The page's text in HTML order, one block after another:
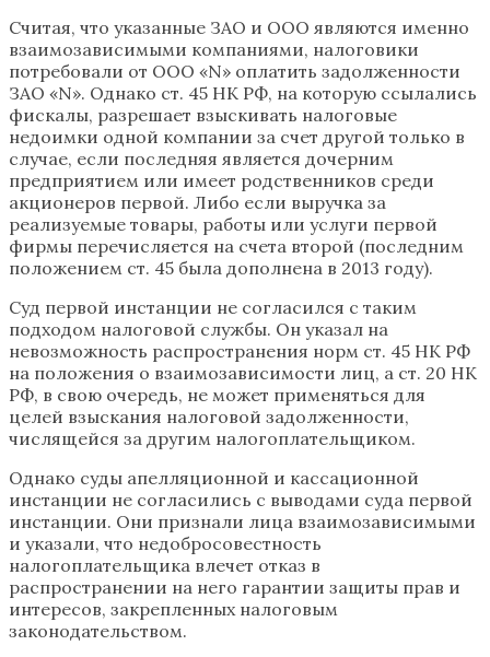
Считая, что указанные ЗАО и ООО являются именно
взаимозависимыми компаниями, налоговики
потребовали от ООО «N» оплатить задолженности
ЗАО «N». Однако ст. 45 НК РФ, на которую ссылались
фискалы, разрешает взыскивать налоговые
недоимки одной компании за счет другой только в
случае, если последняя является дочерним
предприятием или имеет родственников среди
акционеров первой. Либо если выручка за
реализуемые товары, работы или услуги первой
фирмы перечисляется на счета второй (последним
положением ст. 45 была дополнена в 2013 году).
Суд первой инстанции не согласился с таким
подходом налоговой службы. Он указал на
невозможность распространения норм ст. 45 НК РФ
на положения о взаимозависимости лиц, а ст. 20 НК
РФ, в свою очередь, не может применяться для
целей взыскания налоговой задолженности,
числящейся за другим налогоплательщиком.
Однако суды апелляционной и кассационной
инстанции не согласились с выводами суда первой
инстанции. Они признали лица взаимозависимыми
и указали, что недобросовестность
налогоплательщика влечет отказ в
распространении на него гарантии защиты прав и
интересов, закрепленных налоговым
законодательством.